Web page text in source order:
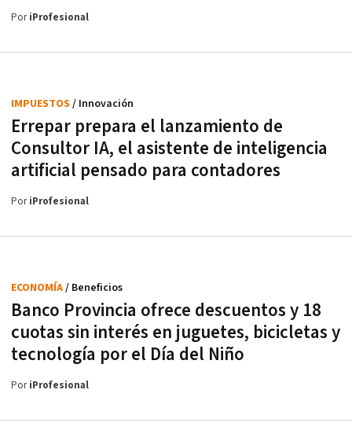
PoriProfesional
Errepar prepara el lanzamiento de
Consultor IA, el asistente de inteligencia
artificial pensado para contadores
IMPUESTOS / Innovación
PoriProfesional
Banco Provincia ofrece descuentos y 18
cuotas sin interés en juguetes, bicicletas y
tecnología por el Día del Niño
ECONOMÍA/ Beneficios
PoriProfesional